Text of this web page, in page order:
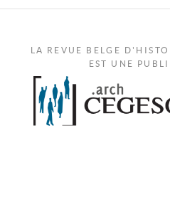
LA REVUE BELGE
EST UNE